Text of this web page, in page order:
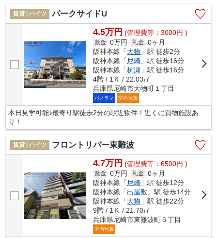
賃貸 | ハイツ パークサイドU
4.5万円 (管理費等：3000円 )
敷金 0万円 礼金 0ヶ月
阪神本線「大物 」駅 徒歩2分
阪神本線「 尼崎 」駅 徒歩16分
阪神本線「杭瀬 」駅 徒歩16分
4階 / 1Ｋ / 22.03㎡
兵庫県尼崎市大物町１丁目
パノラマ 室内写真
本日見学可能♪最寄り駅徒歩2分の駅近物件！近くに買物施設あ
り！
賃貸 | ハイツ フロントリバー東難波
4.7万円 (管理費等：6500円 )
敷金 0万円 礼金 0ヶ月
阪神本線「 尼崎 」駅 徒歩12分
阪神本線「出屋敷 」駅 徒歩14分
阪神本線「大物 」駅 徒歩22分
9階 / 1Ｋ / 21.70㎡
兵庫県尼崎市東難波町５丁目
室内写真